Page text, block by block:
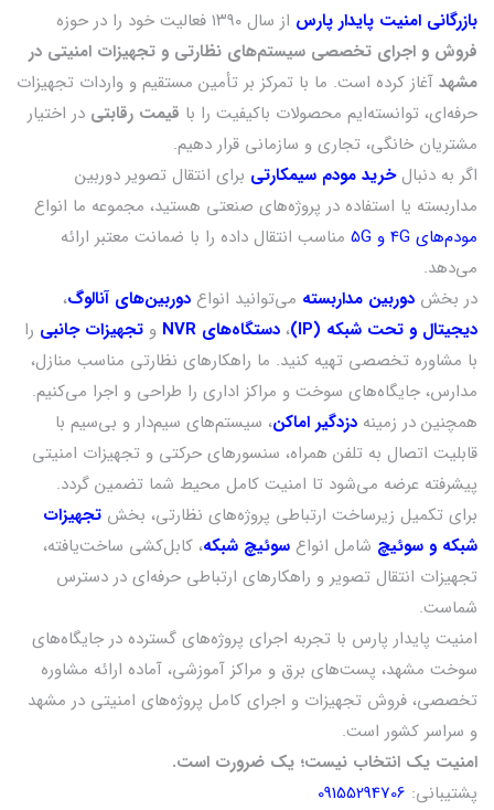
بازرگانی امنیت پایدار پارس از سال ۱۳۹۰ فعالیت خود را در حوزه
فروش و اجرای تخصصی سیستم‌های نظارتی و تجهیزات امنیتی در
مشهد آغاز کرده است. ما با تمرکز بر تأمین مستقیم و واردات تجهیزات
حرفه‌ای، توانسته‌ایم محصولات باکیفیت را با قیمت رقابتی در اختیار
مشتریان خانگی، تجاری و سازمانی قرار دهیم.
اگر به دنبالخرید مودم سیمکارتی برای انتقال تصویر دوربین
مداربسته یا استفاده در پروژه‌های صنعتی هستید، مجموعه ما انواع
مودم‌های 4G و 5G
مناسب انتقال داده را با ضمانت معتبر ارائه
می‌دهد.
در بخش دوربین مداربسته می‌توانید انواع دوربین‌های آنالوگ،
دیجیتال و تحت شبکه (IP)
، دستگاه‌های NVR و تجهیزات جانبی را
با مشاوره تخصصی تهیه کنید. ما راهکارهای نظارتی مناسب منازل،
مدارس، جایگاه‌های سوخت و مراکز اداری را طراحی و اجرا می‌کنیم.
همچنین در زمینه دزدگیر اماکن، سیستم‌های سیم‌دار و بی‌سیم با
قابلیت اتصال به تلفن همراه، سنسورهای حرکتی و تجهیزات امنیتی
پیشرفته عرضه می‌شود تا امنیت کامل محیط شما تضمین گردد.
برای تکمیل زیرساخت ارتباطی پروژه‌های نظارتی، بخش تجهیزات
شبکه و سوئیچ شامل انواع سوئیچ شبکه، کابل‌کشی ساخت‌یافته،
تجهیزات انتقال تصویر و راهکارهای ارتباطی حرفه‌ای در دسترس
شماست.
امنیت پایدار پارس با تجربه اجرای پروژه‌های گسترده در جایگاه‌های
سوخت مشهد، پست‌های برق و مراکز آموزشی، آماده ارائه مشاوره
تخصصی، فروش تجهیزات و اجرای کامل پروژه‌های امنیتی در مشهد
و سراسر کشور است.
امنیت یک انتخاب نیست؛ یک ضرورت است.
پشتیبانی: 09155294706